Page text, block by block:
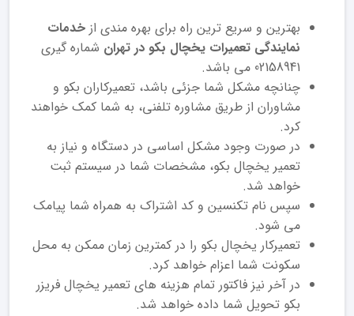
بهترین و سریع ترین راه برای بهره مندی از خدمات
نمایندگی تعمیرات یخچال بکو در تهران شماره گیری
02158941 می باشد.
چنانچه مشکل شما جزئی باشد، تعمیرکاران بکو و
مشاوران از طریق مشاوره تلفنی، به شما کمک خواهند
کرد.
در صورت وجود مشکل اساسی در دستگاه و نیاز به
تعمیر یخچال بکو، مشخصات شما در سیستم ثبت
خواهد شد.
سپس نام تکنسین و کد اشتراک به همراه شما پیامک
می شود.
تعمیرکار یخچال بکو را در کمترین زمان ممکن به محل
سکونت شما اعزام خواهد کرد.
در آخر نیز فاکتور تمام هزینه های تعمیر یخچال فریزر
بکو تحویل شما داده خواهد شد.